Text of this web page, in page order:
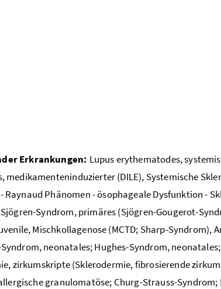
Erkrankungen: Lupus erythematodes,
medikamenteninduzierter (DILE), Systemische
Raynaud Phänomen - ösophageale Dysfunktion -
Syndrom, primäres (Sjögren-Gougerot-
Mischkollagenose (MCTD; Sharp-Syndrom),
neonatales; Hughes-Syndrom,
zirkumskripte (Sklerodermie, fibrosierende
granulomatöse; Churg-Strauss-Syndrom;